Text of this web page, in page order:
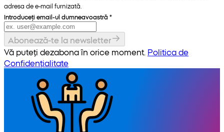
adresa de e-mail furnizată.
Introduceți email-ul dumneavoastră *
Abonează-te la newsletter
Vă puteți dezabona în orice moment. Politica de
Confidențialitate